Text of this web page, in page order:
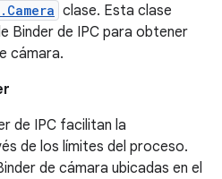
clase. Esta clase
Binder de IPC para obtener
cámara.
de IPC facilitan la
de los límites del proceso.
de cámara ubicadas en el